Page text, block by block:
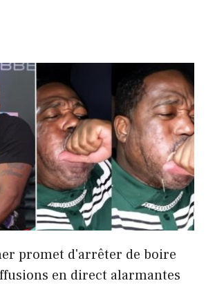
promet d'arrêter de boire
en direct alarmantes